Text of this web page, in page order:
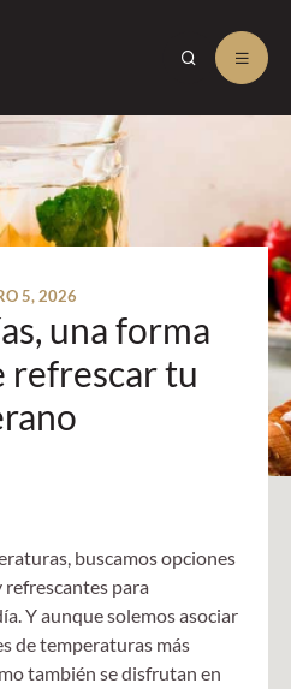
5, 2026
una forma
refrescar tu
buscamos opciones
refrescantes para
Y aunque solemos asociar
de temperaturas más
también se disfrutan en